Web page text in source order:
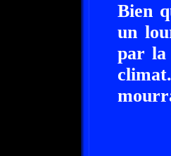
Bien
un
par la